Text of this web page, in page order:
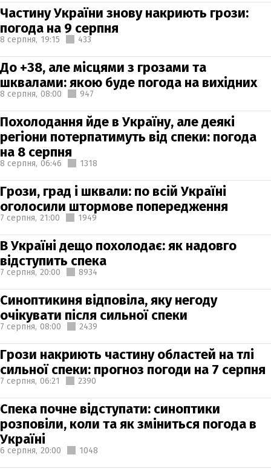
Частину України знову накриють грози:
погода на 9 серпня
8 серпня, 19:15 433
До +38, але місцями з грозами та
шквалами: якою буде погода на вихідних
8 серпня, 08:00 947
Похолодання йде в Україну, але деякі
регіони потерпатимуть від спеки: погода
на 8 серпня
8 серпня, 06:46 1318
Грози, град і шквали: по всій Україні
оголосили штормове попередження
7 серпня, 21:00 1949
В Україні дещо похолодає: як надовго
відступить спека
7 серпня, 20:00 8934
Синоптикиня відповіла, яку негоду
очікувати після сильної спеки
7 серпня, 08:00 2439
Грози накриють частину областей на тлі
сильної спеки: прогноз погоди на 7 серпня
7 серпня, 06:21 2390
Спека почне відступати: синоптики
розповіли, коли та як зміниться погода в
Україні
6 серпня, 20:00 1048